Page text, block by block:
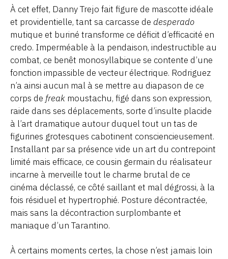
À cet effet, Danny Trejo fait figure de mascotte idéale
et providentielle, tant sa carcasse de desperado
mutique et buriné transforme ce déficit d’efficacité en
credo. Imperméable à la pendaison, indestructible au
combat, ce benêt monosyllabique se contente d’une
fonction impassible de vecteur électrique. Rodriguez
n’a ainsi aucun mal à se mettre au diapason de ce
corps de freak moustachu, figé dans son expression,
raide dans ses déplacements, sorte d’insulte placide
à l’art dramatique autour duquel tout un tas de
figurines grotesques cabotinent consciencieusement.
Installant par sa présence vide un art du contrepoint
limité mais efficace, ce cousin germain du réalisateur
incarne à merveille tout le charme brutal de ce
cinéma déclassé, ce côté saillant et mal dégrossi, à la
fois résiduel et hypertrophié. Posture décontractée,
mais sans la décontraction surplombante et
maniaque d’un Tarantino.
À certains moments certes, la chose n’est jamais loin